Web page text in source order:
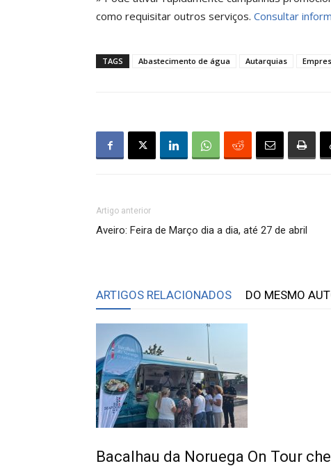
como requisitar outros serviços. Consultar
TAGS Abastecimento de água Autarquias
Artigo anterior
Aveiro: Feira de Março dia a dia, até 27 de abril
ARTIGOS RELACIONADOS DO MESMO
Bacalhau da Noruega On Tour